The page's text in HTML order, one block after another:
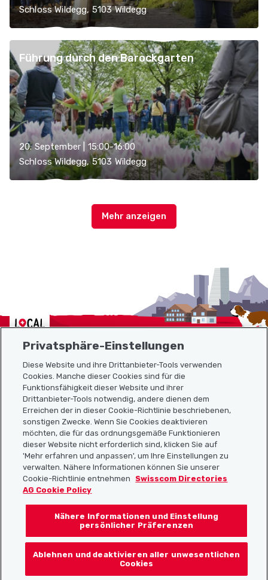
Schloss Wildegg, 5103 Wildegg
Führung durch den Barockgarten
20. September | 15:00-16:00
Schloss Wildegg, 5103 Wildegg
Localcities
Sitemap
Nützliche Links
Localcities App herunterladen
Folgt uns auf:
Privatsphäre-Einstellungen
Diese Website und ihre Drittanbieter-Tools verwenden
Cookies. Manche dieser Cookies sind für die
Funktionsfähigkeit dieser Website und ihrer
Drittanbieter-Tools notwendig, andere dienen dem
Erreichen der in dieser Cookie-Richtlinie beschriebenen,
sonstigen Zwecke. Wenn Sie Cookies deaktivieren
möchten, die für das ordnungsgemäße Funktionieren
dieser Website nicht erforderlich sind, klicken Sie auf
'Mehr erfahren und anpassen', um Ihre Einstellungen zu
verwalten. Nähere Informationen können Sie unserer
Cookie-Richtlinie entnehmen
Swisscom Directories
AG Cookie Policy
Nähere Informationen und Einstellung
persönlicher Präferenzen
Ablehnen und deaktivieren aller unwesentlichen
Cookies